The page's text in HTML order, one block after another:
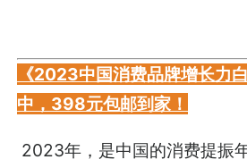
《2023中国消费品牌增长力
中，398元包邮到家！
2023年，是中国的消费提振